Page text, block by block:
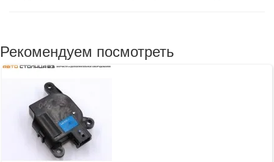
Рекомендуем посмотреть